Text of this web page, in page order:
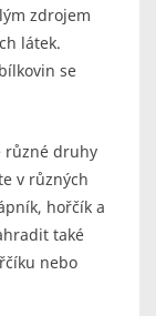
zdrojem
látek.
se
různé druhy
v různých
hořčík a
také
nebo